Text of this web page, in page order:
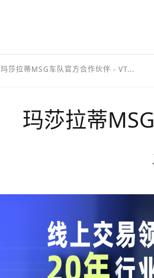
玛莎拉蒂MSG车队官方合作伙伴 - VT...
玛莎拉蒂